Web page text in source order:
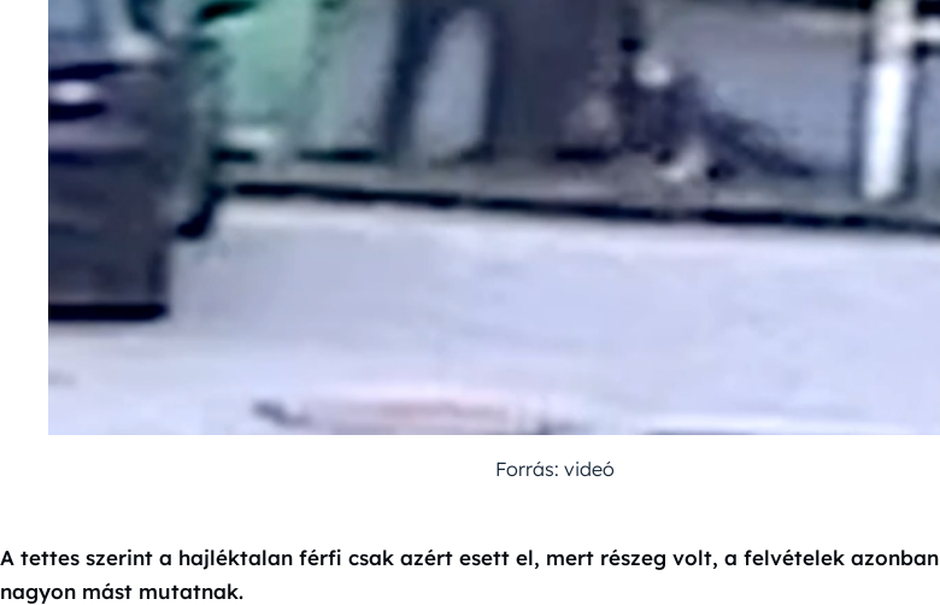
Forrás: videó
A tettes szerint a hajléktalan férfi csak azért esett el, mert részeg volt, a felvételek azonban
nagyon mást mutatnak.